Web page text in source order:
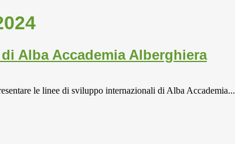
Alba Accademia Alberghiera
le linee di sviluppo internazionali di Alba Accademia...